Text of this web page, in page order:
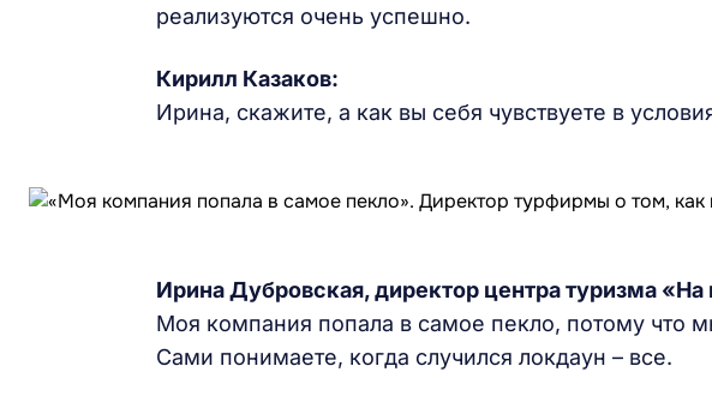
реализуются очень успешно.
Кирилл Казаков:
Ирина, скажите, а как вы себя чувствуете в
Ирина Дубровская, директор центра туризма «На
Моя компания попала в самое пекло, потому что
Сами понимаете, когда случился локдаун – все.